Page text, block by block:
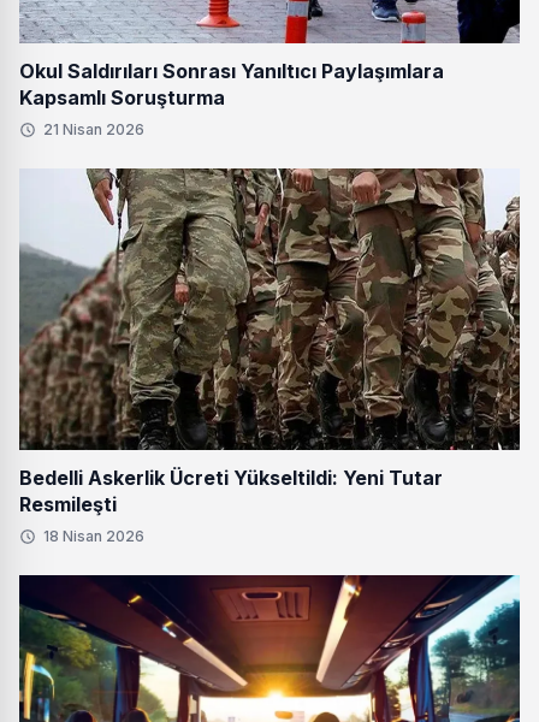
Okul Saldırıları Sonrası Yanıltıcı Paylaşımlara
Kapsamlı Soruşturma
21 Nisan 2026
Bedelli Askerlik Ücreti Yükseltildi: Yeni Tutar
Resmileşti
18 Nisan 2026